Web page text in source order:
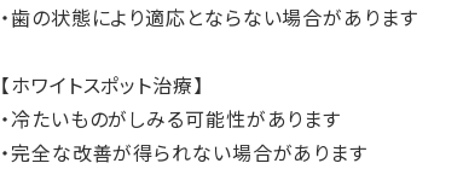
・歯の状態により適応とならない場合があります
【ホワイトスポット治療】
・冷たいものがしみる可能性があります
・完全な改善が得られない場合があります